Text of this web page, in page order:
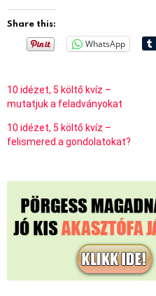
Share this:
WhatsApp
10 idézet, 5 költő kvíz –
mutatjuk a feladványokat
10 idézet, 5 költő kvíz –
felismered a gondolatokat?